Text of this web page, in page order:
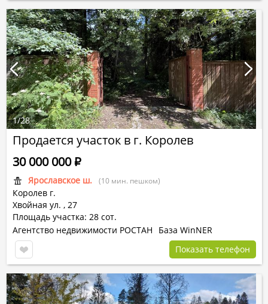
Продается участок в г. Королев
Ярославское ш. (10 мин. пешком)
Королев г.
Хвойная ул. , 27
Площадь участка: 28 сот.
30 000 000Р
Агентство недвижимости РОСТАН
База WinNER
Показать телефон
1/28